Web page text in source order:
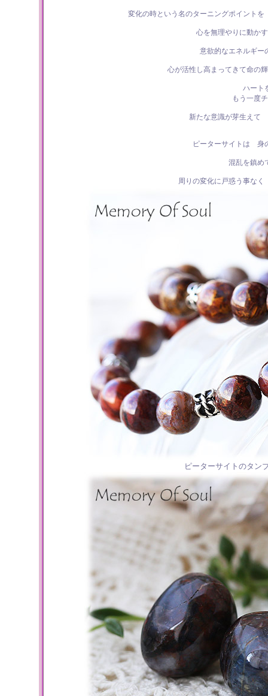
変化の時という名のターニングポイント
心を無理やりに動か
意欲的なエネルギー
心が活性し高まってきて命
ハート
もう一度
新たな意識が芽生えて
ピーターサイトは 身
混乱を鎮め
周りの変化に戸惑う事な
ピーターサイトのタン